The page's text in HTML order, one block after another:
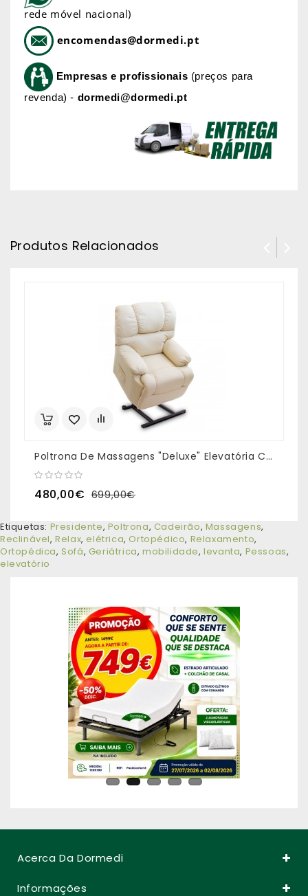
rede móvel nacional)
encomendas@dormedi.pt
Empresas e profissionais (preços para
revenda) - dormedi@dormedi.pt
Produtos Relacionados
Poltrona De Massagens "Deluxe" Elevatória Cor Bege
480,00€ 699,00€
Etiquetas: Presidente, Poltrona, Cadeirão, Massagens,
Reclinável,Relax,elétrica,Ortopédico, Relaxamento,
Ortopédica, Sofá, Geriátrica,mobilidade,levanta, Pessoas,
elevatório
Acerca Da Dormedi
Informações